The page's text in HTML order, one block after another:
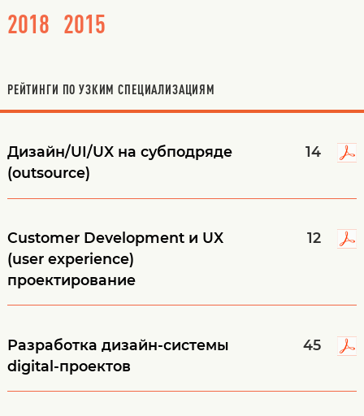
2018 2015
РЕЙТИНГИ ПО УЗКИМ СПЕЦИАЛИЗАЦИЯМ
Дизайн/UI/UX на субподряде
(outsource)
14
Customer Development и UX
(user experience)
проектирование
12
Разработка дизайн-системы
digital-проектов
45